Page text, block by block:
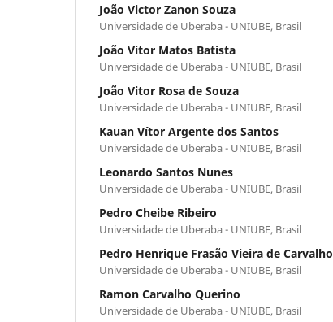
João Victor Zanon Souza
Universidade de Uberaba - UNIUBE, Brasil
João Vitor Matos Batista
Universidade de Uberaba - UNIUBE, Brasil
João Vitor Rosa de Souza
Universidade de Uberaba - UNIUBE, Brasil
Kauan Vítor Argente dos Santos
Universidade de Uberaba - UNIUBE, Brasil
Leonardo Santos Nunes
Universidade de Uberaba - UNIUBE, Brasil
Pedro Cheibe Ribeiro
Universidade de Uberaba - UNIUBE, Brasil
Pedro Henrique Frasão Vieira de Carvalho
Universidade de Uberaba - UNIUBE, Brasil
Ramon Carvalho Querino
Universidade de Uberaba - UNIUBE, Brasil